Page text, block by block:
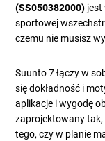
(SS050382000) jest
sportowej
czemu nie musisz
Suunto 7 łączy w
się dokładność i
aplikacje i wygodę
zaprojektowany tak,
tego, czy w planie